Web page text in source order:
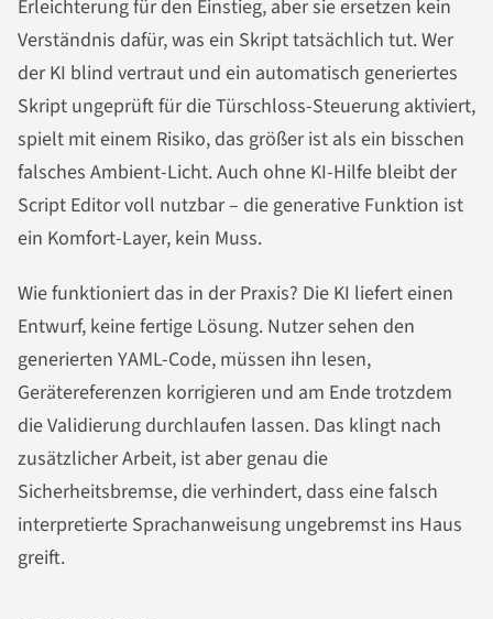
Erleichterung für den Einstieg, aber sie ersetzen kein
Verständnis dafür, was ein Skript tatsächlich tut. Wer
der KI blind vertraut und ein automatisch generiertes
Skript ungeprüft für die Türschloss-Steuerung aktiviert,
spielt mit einem Risiko, das größer ist als ein bisschen
falsches Ambient-Licht. Auch ohne KI-Hilfe bleibt der
Script Editor voll nutzbar – die generative Funktion ist
ein Komfort-Layer, kein Muss.
Wie funktioniert das in der Praxis? Die KI liefert einen
Entwurf, keine fertige Lösung. Nutzer sehen den
generierten YAML-Code, müssen ihn lesen,
Gerätereferenzen korrigieren und am Ende trotzdem
die Validierung durchlaufen lassen. Das klingt nach
zusätzlicher Arbeit, ist aber genau die
Sicherheitsbremse, die verhindert, dass eine falsch
interpretierte Sprachanweisung ungebremst ins Haus
greift.